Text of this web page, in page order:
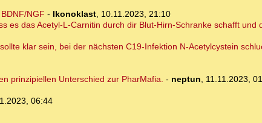
NGF - Ikonoklast, 10.11.2023, 21:10
es das Acetyl-L-Carnitin durch dir Blut-Hirn-Schranke schafft und
klar sein, bei der nächsten C19-Infektion N-Acetylcystein
prinzipiellen Unterschied zur PharMafia. - neptun
11.11.2023,
06:44